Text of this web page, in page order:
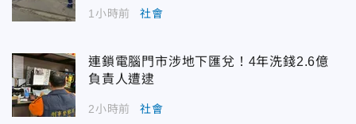
1小時前 社會
連鎖電腦門市涉地下匯兌！4年洗錢2.6億
負責人遭逮
2小時前 社會